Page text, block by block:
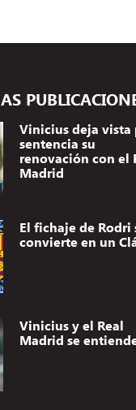
Vinicius deja vista
sentencia su
renovación con el
Madrid
El fichaje de Rodri
convierte en un
Vinicius y el Real
Madrid se